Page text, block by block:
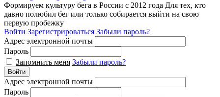
Формируем культуру бега в России с 2012 года Для тех, кто
давно полюбил бег или только собирается выйти на свою
первую пробежку
Войти Зарегистрироваться Забыли пароль?
Адрес электронной почты
Пароль
Запомнить меня Забыли пароль?
Войти
Адрес электронной почты
Пароль